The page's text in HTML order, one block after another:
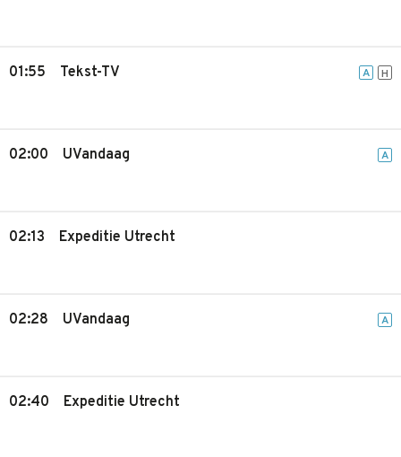
01:55 Tekst-TV A H
02:00 UVandaag A
02:13 Expeditie Utrecht
02:28 UVandaag A
02:40 Expeditie Utrecht